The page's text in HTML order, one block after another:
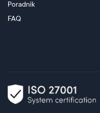
Poradnik
FAQ